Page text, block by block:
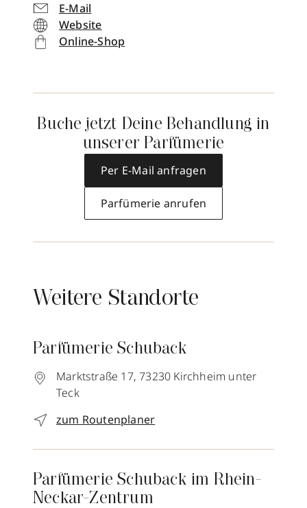
E-Mail
Website
Online-Shop
Buche jetzt Deine Behandlung in
unserer Parfümerie
Per E-Mail anfragen
Parfümerie anrufen
Weitere Standorte
Parfümerie Schuback
Marktstraße 17, 73230 Kirchheim unter
Teck
zum Routenplaner
Parfümerie Schuback im Rhein-
Neckar-Zentrum